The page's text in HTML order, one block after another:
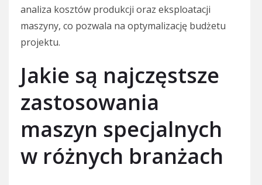
analiza kosztów produkcji oraz eksploatacji
maszyny, co pozwala na optymalizację budżetu
projektu.
Jakie są najczęstsze
zastosowania
maszyn specjalnych
w różnych branżach